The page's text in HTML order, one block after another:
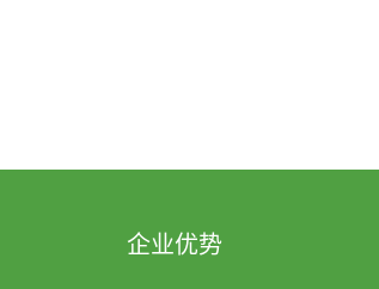
企业优势